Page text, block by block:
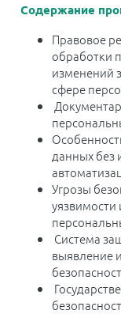
Содержание
Правовое
обработки
изменений
сфере
данныхбез
Угрозы
Система
выявление